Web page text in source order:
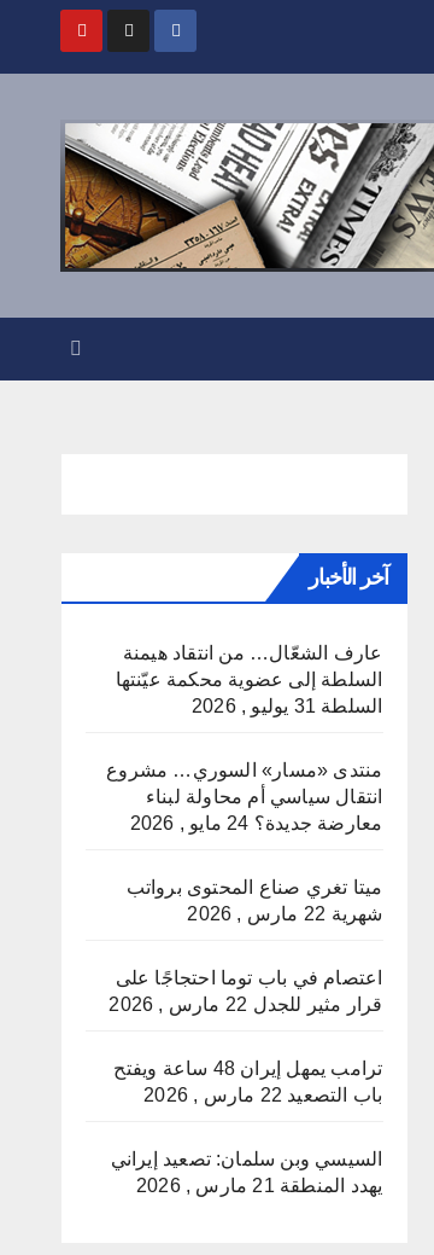
آخر الأخبار
عارف الشعّال… من انتقاد هيمنة
السلطة إلى عضوية محكمة عيّنتها
السلطة 31 يوليو , 2026
منتدى «مسار» السوري… مشروع
انتقال سياسي أم محاولة لبناء
معارضة جديدة؟ 24 مايو , 2026
ميتا تغري صناع المحتوى برواتب
شهرية 22 مارس , 2026
اعتصام في باب توما احتجاجًا على
قرار مثير للجدل 22 مارس , 2026
ترامب يمهل إيران 48 ساعة ويفتح
باب التصعيد 22 مارس , 2026
السيسي وبن سلمان: تصعيد إيراني
يهدد المنطقة 21 مارس , 2026